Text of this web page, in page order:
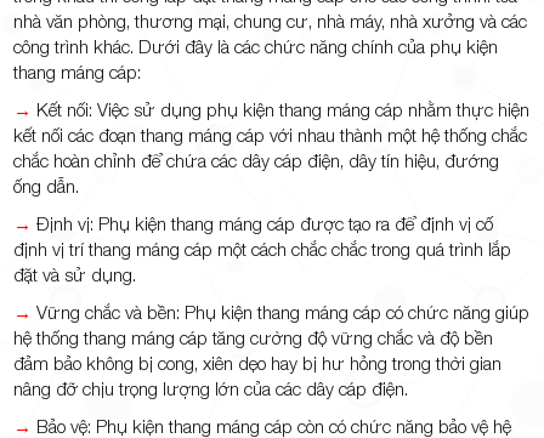
nhà văn phòng, thương mại, chung cư, nhà máy, nhà xưởng và các
công trình khác. Dưới đây là các chức năng chính của phụ kiện
thang máng cáp:
→ Kết nối: Việc sử dụng phụ kiện thang máng cáp nhằm thực hiện
kết nối các đoạn thang máng cáp với nhau thành một hệ thống chắc
chắc hoàn chỉnh để chứa các dây cáp điện, dây tín hiệu, đướng
ống dẫn.
→ Định vị: Phụ kiện thang máng cáp được tạo ra để định vị cố
định vị trí thang máng cáp một cách chắc chắc trong quá trình lắp
đặt và sử dụng.
→ Vững chắc và bền: Phụ kiện thang máng cáp có chức năng giúp
hệ thống thang máng cáp tăng cường độ vững chắc và độ bền
đảm bảo không bị cong, xiên dẹo hay bị hư hỏng trong thời gian
nâng đỡ chịu trọng lượng lớn của các dây cáp điện.
→ Bảo vệ: Phụ kiện thang máng cáp còn có chức năng bảo vệ hệ